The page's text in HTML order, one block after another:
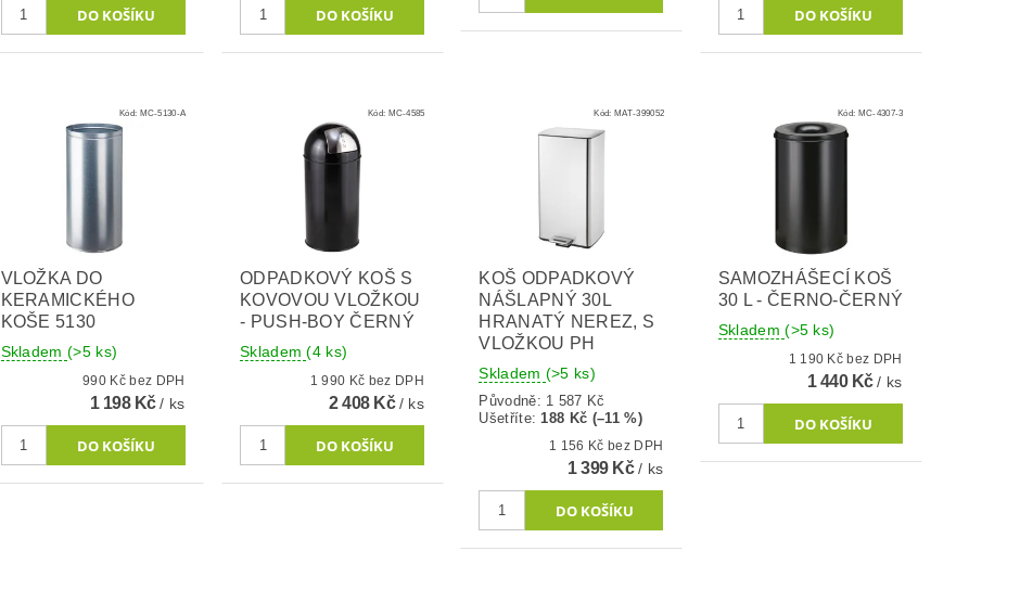
Kód: MC-5130-A
VLOŽKA DO
KERAMICKÉHO
KOŠE 5130
Skladem(>5 ks)
990 Kč bez DPH
1 198 Kč/ ks
Kód: MC-4585
ODPADKOVÝ KOŠ S
KOVOVOU VLOŽKOU
- PUSH-BOY ČERNÝ
Skladem(4 ks)
1 990 Kč bez DPH
2 408 Kč/ ks
Kód: MAT-399052
KOŠ ODPADKOVÝ
NÁŠLAPNÝ 30L
HRANATÝ NEREZ, S
VLOŽKOU PH
Skladem (>5 ks)
Původně: 1 587 Kč
Ušetříte:188 Kč (–11 %)
1 156 Kč bez DPH
1 399 Kč/ ks
Kód: MC-4307-3
SAMOZHÁŠECÍ KOŠ
30 L - ČERNO-ČERNÝ
Skladem(>5 ks)
1 190 Kč bez DPH
1 440 Kč/ ks